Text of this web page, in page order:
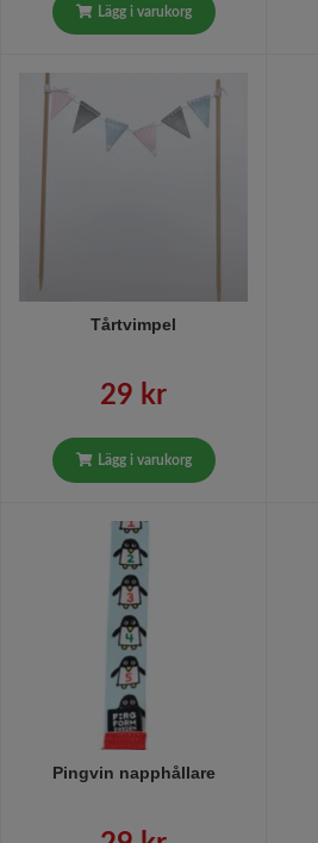
Lägg i varukorg
Tårtvimpel
29 kr
Lägg i varukorg
Pingvin napphållare